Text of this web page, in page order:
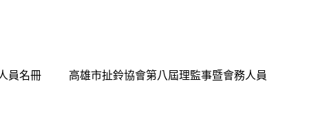
人員名冊 高雄市扯鈴協會第八屆理監事暨會務人員